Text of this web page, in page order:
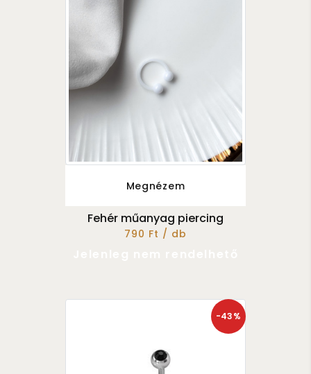
Megnézem
Fehér műanyag piercing
790 Ft / db
-43%